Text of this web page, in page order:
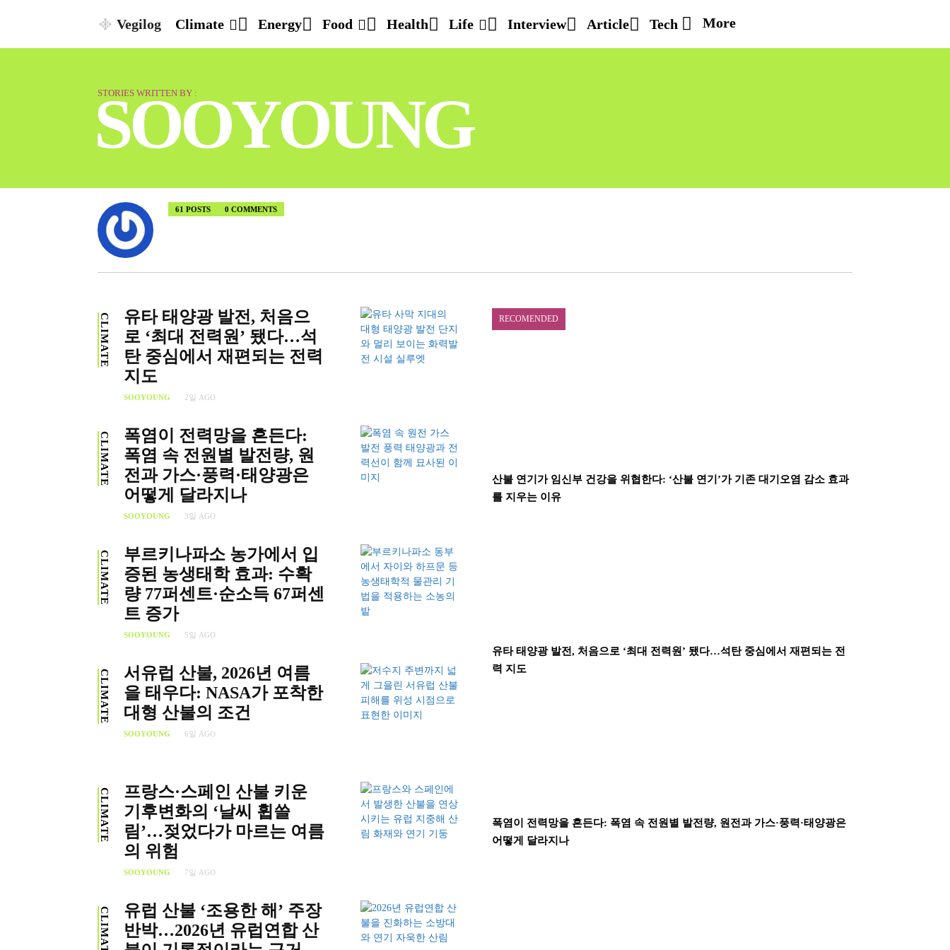
Vegilog Climate Energy Food Health Life Interview Article Tech More
STORIES WRITTEN BY :
SOOYOUNG
61 POSTS 0 COMMENTS
CLIMATE
유타 태양광 발전, 처음으
로 ‘최대 전력원’ 됐다…석
탄 중심에서 재편되는 전력
지도
SOOYOUNG 2일 AGO
CLIMATE
폭염이 전력망을 흔든다:
폭염 속 전원별 발전량, 원
전과 가스·풍력·태양광은
어떻게 달라지나
SOOYOUNG 3일 AGO
CLIMATE
부르키나파소 농가에서 입
증된 농생태학 효과: 수확
량 77퍼센트·순소득 67퍼센
트 증가
SOOYOUNG 5일 AGO
CLIMATE
서유럽 산불, 2026년 여름
을 태우다: NASA가 포착한
대형 산불의 조건
SOOYOUNG 6일 AGO
CLIMATE
프랑스·스페인 산불 키운
기후변화의 ‘날씨 휩쓸
림’…젖었다가 마르는 여름
의 위험
SOOYOUNG 7일 AGO
CLIMATE
유럽 산불 ‘조용한 해’ 주장
반박…2026년 유럽연합 산
RECOMENDED
산불 연기가 임신부 건강을 위협한다: ‘산불 연기’가 기존 대기오염 감소 효과
를 지우는 이유
유타 태양광 발전, 처음으로 ‘최대 전력원’ 됐다…석탄 중심에서 재편되는 전
력 지도
폭염이 전력망을 흔든다: 폭염 속 전원별 발전량, 원전과 가스·풍력·태양광은
어떻게 달라지나